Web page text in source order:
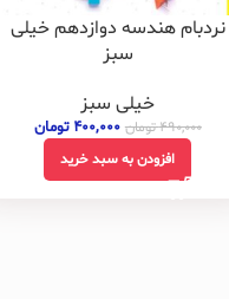
نردبام هندسه دوازدهم خیلی
سبز
خیلی سبز
۴۹۰,۰۰۰تومان ۴۰۰,۰۰۰ تومان
افزودن به سبد خرید